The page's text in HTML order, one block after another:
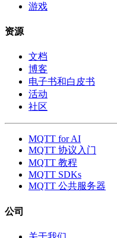
游戏
资源
文档
博客
电子书和白皮书
活动
社区
MQTT for AI
MQTT 协议入门
MQTT 教程
MQTT SDKs
MQTT 公共服务器
公司